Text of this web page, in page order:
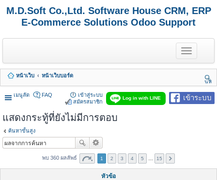
M.D.Soft Co.,Ltd. Software House CRM, ERP
E-Commerce Solutions Odoo Support
T
o
g
e
n
a
หน้าเว็บ
หน้าเว็บบอร์ด
นห
า
เมนูลัด
เข้าระบบ
Log in with LINE
FAQ
เข้าสู่ระบบ
สมัครสมาชิก
แสดงกระทู้ที่ยังไม่มีการตอบ
ค้นหาขั้นสูง
พบ 360 ผลลัพธ์ 1 2 3 4 5 15
หัวข้อ